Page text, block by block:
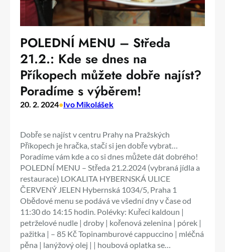
POLEDNÍ MENU – Středa
21.2.: Kde se dnes na
Příkopech můžete dobře najíst?
Poradíme s výběrem!
20. 2. 2024•Ivo Mikolášek
Dobře se najíst v centru Prahy na Pražských
Příkopech je hračka, stačí si jen dobře vybrat…
Poradíme vám kde a co si dnes můžete dát dobrého!
POLEDNÍ MENU – Středa 21.2.2024 (vybraná jídla a
restaurace) LOKALITA HYBERNSKÁ ULICE
ČERVENÝ JELEN Hybernská 1034/5, Praha 1
Obědové menu se podává ve všední dny v čase od
11:30 do 14:15 hodin. Polévky: Kuřecí kaldoun |
petrželové nudle | droby | kořenová zelenina | pórek |
pažitka | – 85 Kč Topinamburové cappuccino | mléčná
pěna | lanýžový olej | | houbová oplatka se…